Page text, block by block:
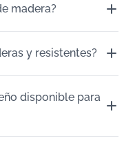
madera?
y resistentes?
disponible para